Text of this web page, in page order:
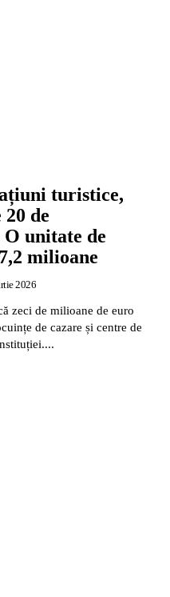
turistice,
de
unitate de
milioane
2026
zeci de milioane de euro
de cazare și centre de